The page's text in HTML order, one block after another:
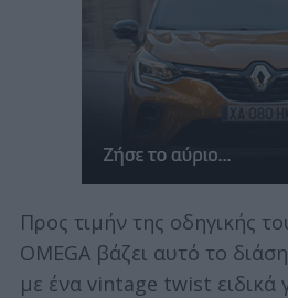
Προς τιμήν της οδηγικής
OMEGA βάζει αυτό το
με ένα vintage twist ειδικά